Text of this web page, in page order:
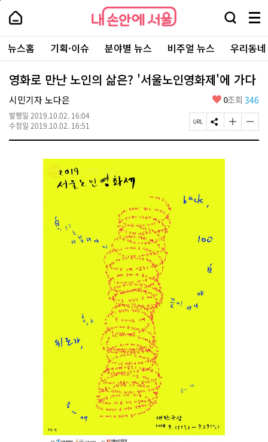
본
로
가
내
손
안
에
서
울
-
서
울
시
대
표
소
내
손
에
울
검
창
열
기
메
뉴
전
체
보
기
주
요
서
뉴스홈 기획·이슈 분야별 뉴스 비주얼 뉴스 우리동
영화로 만난 노인의 삶은? '서울노인영화제'에 가다
시민기자 노다은
발행일 2019.10.02. 16:04
수정일 2019.10.02. 16:51
좋
요
0조회 346
페
이
U
사
S
N
공
글
자
글
자
페
상
단
로